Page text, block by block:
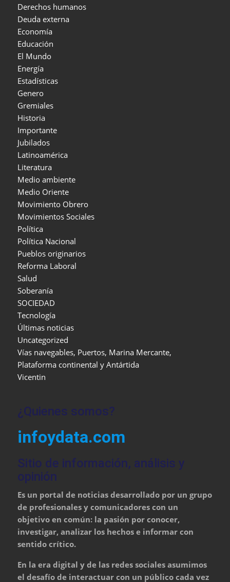
Derechos humanos
Deuda externa
Economía
Educación
El Mundo
Energía
Estadísticas
Genero
Gremiales
Historia
Importante
Jubilados
Latinoamérica
Literatura
Medio ambiente
Medio Oriente
Movimiento Obrero
Movimientos Sociales
Política
Política Nacional
Pueblos originarios
Reforma Laboral
Salud
Soberanía
SOCIEDAD
Tecnología
Últimas noticias
Uncategorized
Vías navegables, Puertos, Marina Mercante,
Plataforma continental y Antártida
Vicentin
¿Quienes somos?
infoydata.com
Sitio de información, análisis y
opinión
Es un portal de noticias desarrollado por un grupo
de profesionales y comunicadores con un
objetivo en común: la pasión por conocer,
investigar, analizar los hechos e informar con
sentido crítico.
En la era digital y de las redes sociales asumimos
el desafío de interactuar con un público cada vez